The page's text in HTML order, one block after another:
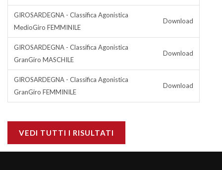
GIROSARDEGNA - Classifica Agonistica
MedioGiro FEMMINILE
Download
GIROSARDEGNA - Classifica Agonistica
GranGiro MASCHILE
Download
GIROSARDEGNA - Classifica Agonistica
GranGiro FEMMINILE
Download
VEDI TUTTI I RISULTATI